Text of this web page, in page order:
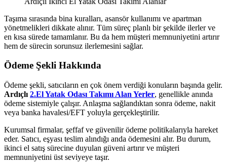
Taşıma sırasında bina kuralları, asansör kullanımı ve apartman
yönetmelikleri dikkate alınır. Tüm süreç planlı bir şekilde ilerler ve
en kısa sürede tamamlanır. Bu da hem müşteri memnuniyetini artırır
hem de sürecin sorunsuz ilerlemesini sağlar.
Ödeme Şekli Hakkında
Ödeme şekli, satıcıların en çok önem verdiği konuların başında gelir.
Ardıçlı 2.El Yatak Odası Takımı Alan Yerler, genellikle anında
ödeme sistemiyle çalışır. Anlaşma sağlandıktan sonra ödeme, nakit
veya banka havalesi/EFT yoluyla gerçekleştirilir.
Kurumsal firmalar, şeffaf ve güvenilir ödeme politikalarıyla hareket
eder. Satıcı, eşyası teslim alındığı anda ödemesini alır. Bu durum,
ikinci el satış sürecine duyulan güveni artırır ve müşteri
memnuniyetini üst seviyeye taşır.